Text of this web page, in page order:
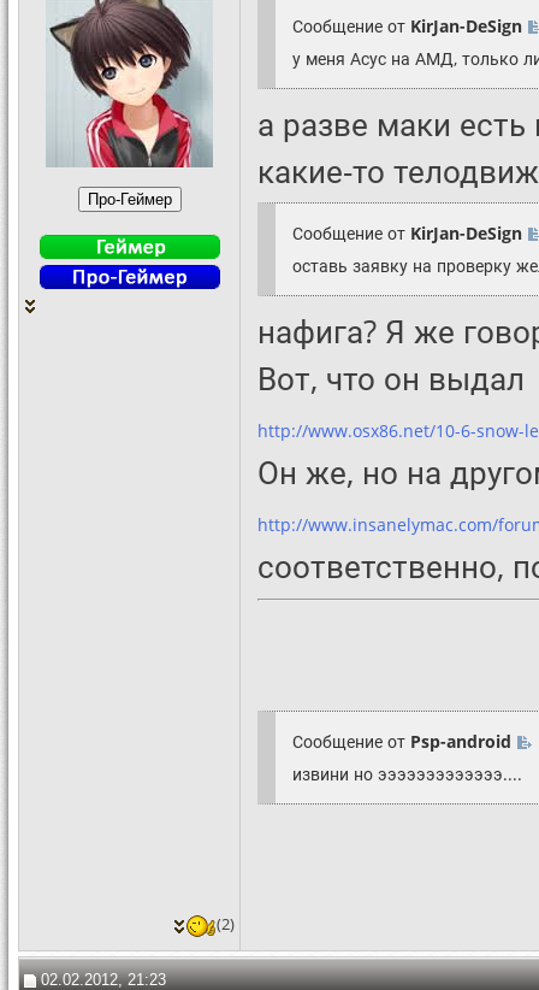
Сообщение от KirJan-DeSign
у меня Асус на АМД, только
а разве маки
какие-то
Сообщение от KirJan-DeSign
оставь заявку на проверку
нафига? Я же
Вот, что он выдал
http://www.osx86.net/10-6-snow-
Он же, но на
http://www.insanelymac.com/
соответственно,
Сообщение от Psp-android
извини но эээээээээээээ....
(2)
02.02.2012, 21:23